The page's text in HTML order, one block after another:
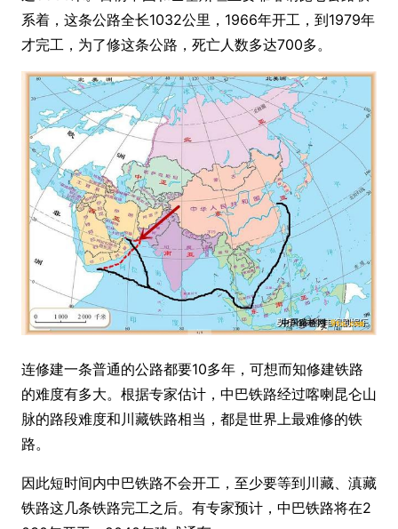
系着，这条公路全长1032公里，1966年开工，到1979年
才完工，为了修这条公路，死亡人数多达700多。
连修建一条普通的公路都要10多年，可想而知修建铁路
的难度有多大。根据专家估计，中巴铁路经过喀喇昆仑山
脉的路段难度和川藏铁路相当，都是世界上最难修的铁
路。
因此短时间内中巴铁路不会开工，至少要等到川藏、滇藏
铁路这几条铁路完工之后。有专家预计，中巴铁路将在2